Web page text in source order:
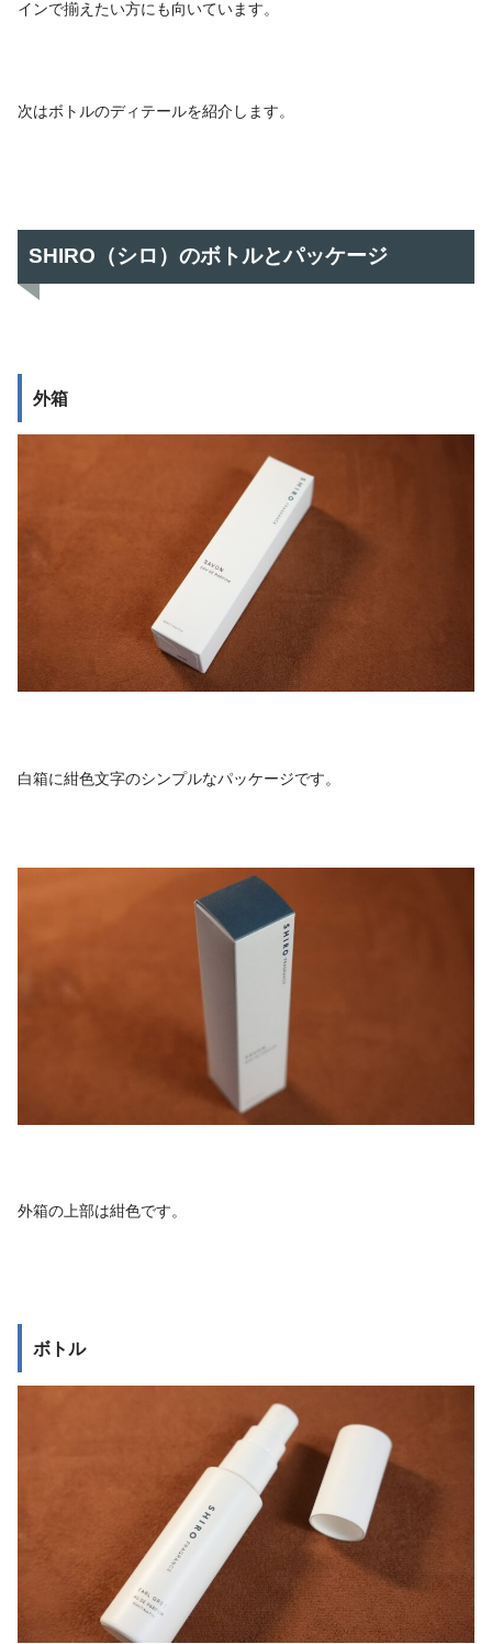
インで揃えたい方にも向いています。
次はボトルのディテールを紹介します。
SHIRO（シロ）のボトルとパッケージ
外箱
白箱に紺色文字のシンプルなパッケージです。
外箱の上部は紺色です。
ボトル